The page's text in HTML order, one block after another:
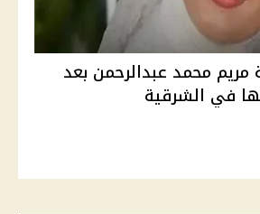
مريم محمد عبدالرحمن بعد
في الشرقية